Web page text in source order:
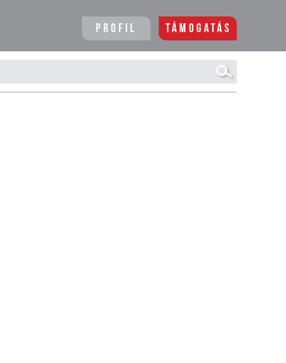
Profil Támogatás